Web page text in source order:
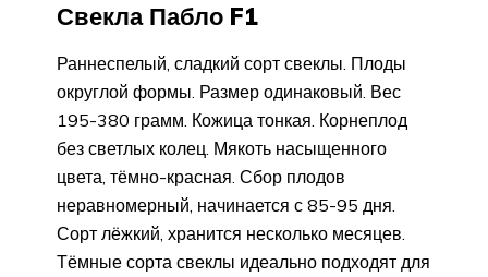
Свекла Пабло F1
Раннеспелый, сладкий сорт свеклы. Плоды
округлой формы. Размер одинаковый. Вес
195-380 грамм. Кожица тонкая. Корнеплод
без светлых колец. Мякоть насыщенного
цвета, тёмно-красная. Сбор плодов
неравномерный, начинается с 85-95 дня.
Сорт лёжкий, хранится несколько месяцев.
Тёмные сорта свеклы идеально подходят для